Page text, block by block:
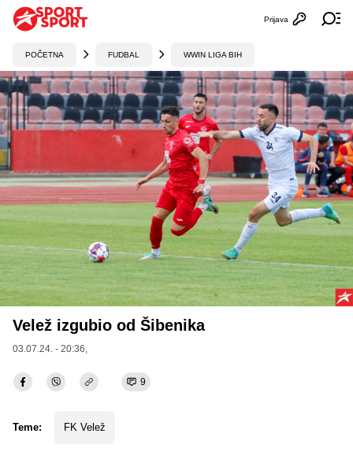
Otvori
Prijava
POČETNA FUDBAL WWIN LIGA BIH
Velež izgubio od Šibenika
03.07.24. - 20:36,
9
Teme: FK Velež